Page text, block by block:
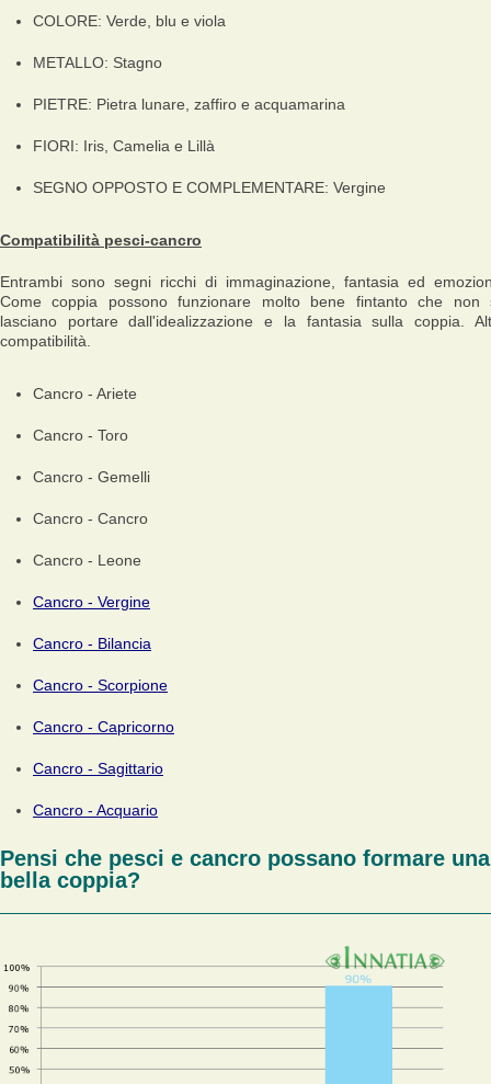
COLORE: Verde, blu e viola
METALLO: Stagno
PIETRE: Pietra lunare, zaffiro e acquamarina
FIORI: Iris, Camelia e Lillà
SEGNO OPPOSTO E COMPLEMENTARE: Vergine
Compatibilità pesci-cancro
Entrambi sono segni ricchi di immaginazione, fantasia ed
Come coppia possono funzionare molto bene fintanto che non
lasciano portare dall'idealizzazione e la fantasia sulla coppia.
compatibilità.
Cancro - Ariete
Cancro - Toro
Cancro - Gemelli
Cancro - Cancro
Cancro - Leone
Cancro - Vergine
Cancro - Bilancia
Cancro - Scorpione
Cancro - Capricorno
Cancro - Sagittario
Cancro - Acquario
Pensi che pesci e cancro possano formare una
bella coppia?